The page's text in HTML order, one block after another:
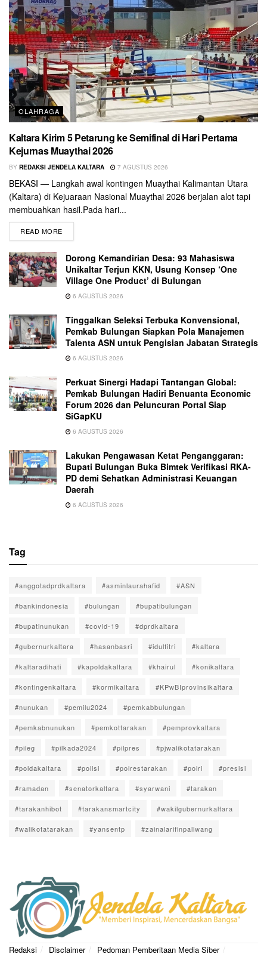
OLAHRAGA
Kaltara Kirim 5 Petarung ke Semifinal di Hari Pertama
Kejurnas Muaythai 2026
BY REDAKSI JENDELA KALTARA 7 AGUSTUS 2026
BEKASI — Langkah awal kontingen Muaythai Kalimantan Utara
(Kaltara) di Kejuaraan Nasional Muaythai 2026 berjalan alot tapi
membuahkan hasil.Pada hari...
READ MORE
Dorong Kemandirian Desa: 93 Mahasiswa
Unikaltar Terjun KKN, Usung Konsep ‘One
Village One Product’ di Bulungan
6 AGUSTUS 2026
Tinggalkan Seleksi Terbuka Konvensional,
Pemkab Bulungan Siapkan Pola Manajemen
Talenta ASN untuk Pengisian Jabatan Strategis
6 AGUSTUS 2026
Perkuat Sinergi Hadapi Tantangan Global:
Pemkab Bulungan Hadiri Benuanta Economic
Forum 2026 dan Peluncuran Portal Siap
SiGapKU
6 AGUSTUS 2026
Lakukan Pengawasan Ketat Penganggaran:
Bupati Bulungan Buka Bimtek Verifikasi RKA-
PD demi Sehatkan Administrasi Keuangan
Daerah
6 AGUSTUS 2026
Tag
#anggotadprdkaltara #asminlaurahafid #ASN
#bankindonesia #bulungan #bupatibulungan
#bupatinunukan #covid-19 #dprdkaltara
#gubernurkaltara #hasanbasri #idulfitri #kaltara
#kaltaradihati #kapoldakaltara #khairul #konikaltara
#kontingenkaltara #kormikaltara #KPwBIprovinsikaltara
#nunukan #pemilu2024 #pemkabbulungan
#pemkabnunukan #pemkottarakan #pemprovkaltara
#pileg #pilkada2024 #pilpres #pjwalikotatarakan
#poldakaltara #polisi #polrestarakan #polri #presisi
#ramadan #senatorkaltara #syarwani #tarakan
#tarakanhibot #tarakansmartcity #wakilgubernurkaltara
#walikotatarakan #yansentp #zainalarifinpaliwang
Redaksi Disclaimer Pedoman Pemberitaan Media Siber